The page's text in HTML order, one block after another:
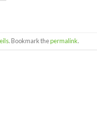
. Bookmark thepermalink.